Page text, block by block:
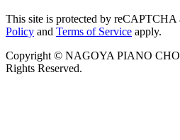
This site is protected by reCAPTCHA
Policy and Terms of Service apply.
Copyright © NAGOYA PIANO
Rights Reserved.